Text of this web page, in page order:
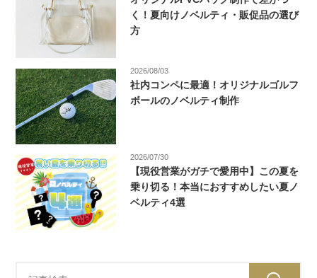
く！夏向けノベルティ・販促品の選び
方
2026/08/03
社内コンペに最適！オリジナルゴルフ
ボールのノベルティ制作
2026/07/30
【現役営業がガチで愛用中】この夏を
乗り切る！本当におすすめしたい夏ノ
ベルティ4選